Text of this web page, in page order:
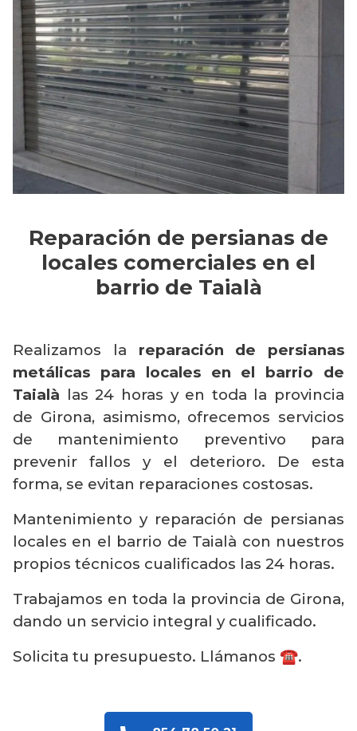
Reparación de persianas de
locales comerciales en el
barrio de Taialà
Realizamos la reparación de persianas
metálicas para locales en el barrio de
Taialà las 24 horas y en toda la provincia
de Girona, asimismo, ofrecemos servicios
de mantenimiento preventivo para
prevenir fallos y el deterioro. De esta
forma, se evitan reparaciones costosas.
Mantenimiento y reparación de persianas
locales en el barrio de Taialà con nuestros
propios técnicos cualificados las 24 horas.
Trabajamos en toda la provincia de Girona,
dando un servicio integral y cualificado.
Solicita tu presupuesto. Llámanos ☎️.